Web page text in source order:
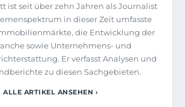
ist seit über zehn Jahren als Journalist
in dieser Zeit umfasste
die Entwicklung der
sowie Unternehmens- und
Er verfasst Analysen und
zu diesen Sachgebieten.
ALLE ARTIKEL ANSEHEN ›